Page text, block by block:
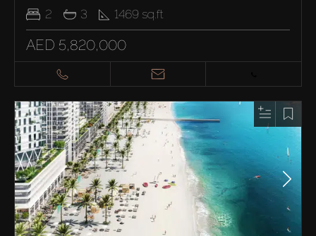
2
3 1469 sq.ft
AED 5,820,000